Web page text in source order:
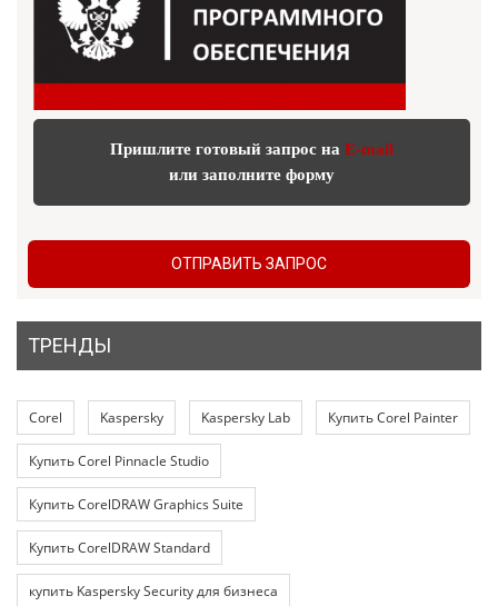
Пришлите готовый запрос на E-mail
или заполните форму
ОТПРАВИТЬ ЗАПРОС
ТРЕНДЫ
Corel Kaspersky Kaspersky Lab Купить Corel Painter
Купить Corel Pinnacle Studio
Купить CorelDRAW Graphics Suite
Купить CorelDRAW Standard
купить Kaspersky Security для бизнеса